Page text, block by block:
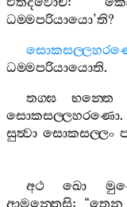
ධම‍්මපරියායො’ති?
ධම‍්මපරියායොති.
තග‍්ඝ
භන‍්තෙ
සොකසල‍්ලහරණො.
සුත්‍වා සොකසල‍්ලං
අථ ඛො